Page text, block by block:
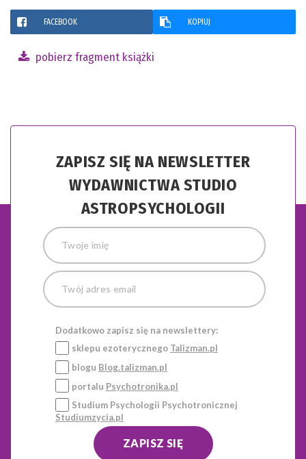
FACEBOOK KOPIUJ
pobierz fragment książki
ZAPISZ SIĘ NA NEWSLETTER
WYDAWNICTWA STUDIO
ASTROPSYCHOLOGII
Dodatkowo zapisz się na newslettery:
sklepu ezoterycznego Talizman.pl
blogu Blog.talizman.pl
portalu Psychotronika.pl
Studium Psychologii Psychotronicznej
Studiumzycia.pl
ZAPISZ SIĘ